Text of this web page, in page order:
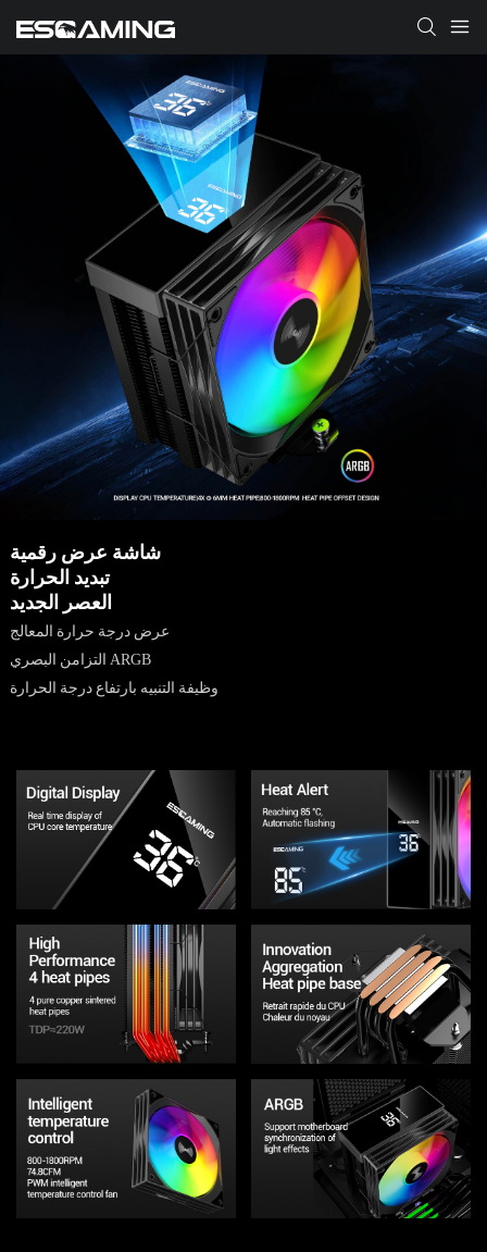
شاشة عرض رقمية
تبديد الحرارة
العصر الجديد
عرض درجة حرارة المعالج
التزامن البصري ARGB
وظيفة التنبيه بارتفاع درجة الحرارة